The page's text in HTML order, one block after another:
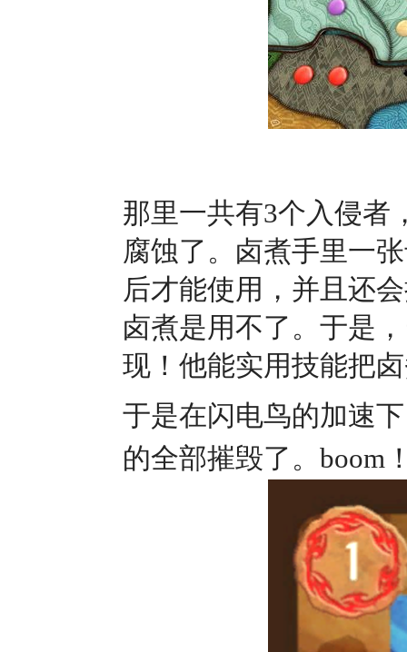
那里一共有3个入侵者
腐蚀了。卤煮手里一
后才能使用，并且还
卤煮是用不了。于是
现！他能实用技能把
于是在闪电鸟的加速
的全部摧毁了。boom